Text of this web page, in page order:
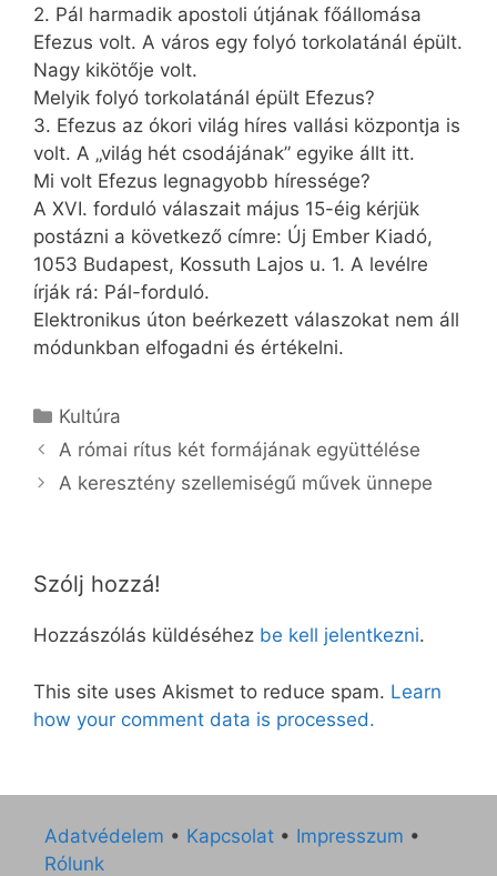
2. Pál harmadik apostoli útjának főállomása
Efezus volt. A város egy folyó torkolatánál épült.
Nagy kikötője volt.
Melyik folyó torkolatánál épült Efezus?
3. Efezus az ókori világ híres vallási központja is
volt. A „világ hét csodájának” egyike állt itt.
Mi volt Efezus legnagyobb híressége?
A XVI. forduló válaszait május 15-éig kérjük
postázni a következő címre: Új Ember Kiadó,
1053 Budapest, Kossuth Lajos u. 1. A levélre
írják rá: Pál-forduló.
Elektronikus úton beérkezett válaszokat nem áll
módunkban elfogadni és értékelni.
Kategória
Kultúra
A római rítus két formájának együttélése
A keresztény szellemiségű művek ünnepe
Szólj hozzá!
Hozzászólás küldéséhez be kell jelentkezni.
This site uses Akismet to reduce spam. Learn
how your comment data is processed.
Adatvédelem • Kapcsolat • Impresszum •
Rólunk